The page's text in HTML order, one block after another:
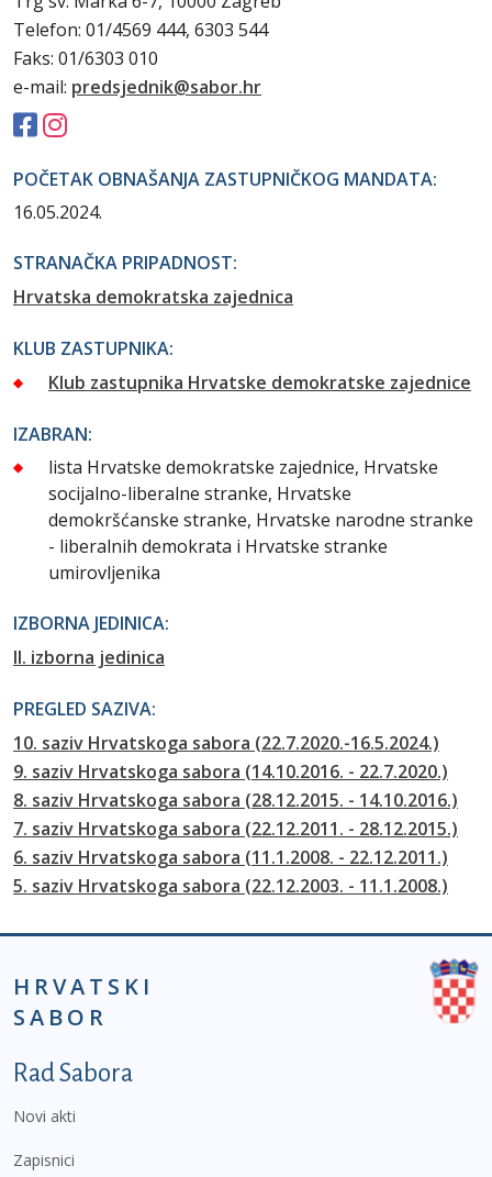
Telefon: 01/4569 444, 6303 544
Faks: 01/6303 010
e-mail: predsjednik@sabor.hr
POČETAK OBNAŠANJA ZASTUPNIČKOG MANDATA:
16.05.2024.
STRANAČKA PRIPADNOST:
Hrvatska demokratska zajednica
KLUB ZASTUPNIKA:
Klub zastupnika Hrvatske demokratske zajednice
IZABRAN:
lista Hrvatske demokratske zajednice, Hrvatske
socijalno-liberalne stranke, Hrvatske
demokršćanske stranke, Hrvatske narodne stranke
- liberalnih demokrata i Hrvatske stranke
umirovljenika
IZBORNA JEDINICA:
II. izborna jedinica
PREGLED SAZIVA:
10. saziv Hrvatskoga sabora (22.7.2020.-16.5.2024.)
9. saziv Hrvatskoga sabora (14.10.2016. - 22.7.2020.)
8. saziv Hrvatskoga sabora (28.12.2015. - 14.10.2016.)
7. saziv Hrvatskoga sabora (22.12.2011. - 28.12.2015.)
6. saziv Hrvatskoga sabora (11.1.2008. - 22.12.2011.)
5. saziv Hrvatskoga sabora (22.12.2003. - 11.1.2008.)
HRVATSKI
SABOR
Podnožje prvi izbornik
Rad Sabora
Novi akti
Zapisnici